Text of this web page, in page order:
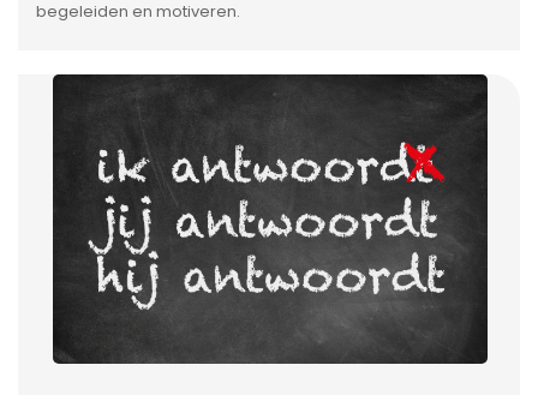
begeleiden en motiveren.